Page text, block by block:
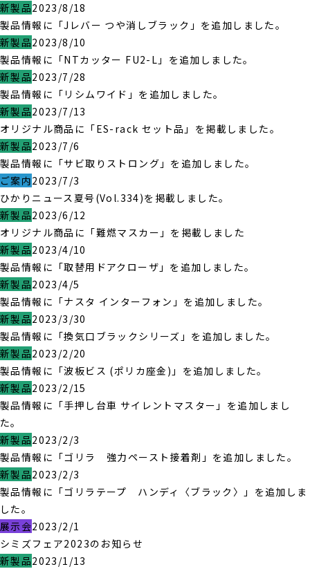
新製品2023/8/18
製品情報に「Jレバー つや消しブラック」を追加しました。
新製品2023/8/10
製品情報に「NTカッター FU2-L」を追加しました。
新製品2023/7/28
製品情報に「リシムワイド」を追加しました。
新製品2023/7/13
オリジナル商品に「ES-rack セット品」を掲載しました。
新製品2023/7/6
製品情報に「サビ取りストロング」を追加しました。
ご案内2023/7/3
ひかりニュース夏号(Vol.334)を掲載しました。
新製品2023/6/12
オリジナル商品に「難燃マスカー」を掲載しました
新製品2023/4/10
製品情報に「取替用ドアクローザ」を追加しました。
新製品2023/4/5
製品情報に「ナスタ インターフォン」を追加しました。
新製品2023/3/30
製品情報に「換気口ブラックシリーズ」を追加しました。
新製品2023/2/20
製品情報に「波板ビス (ポリカ座金)」を追加しました。
新製品2023/2/15
製品情報に「手押し台車 サイレントマスター」を追加しまし
た。
新製品2023/2/3
製品情報に「ゴリラ 強力ペースト接着剤」を追加しました。
新製品2023/2/3
製品情報に「ゴリラテープ ハンディ〈ブラック〉」を追加しま
した。
展示会2023/2/1
シミズフェア2023のお知らせ
新製品2023/1/13